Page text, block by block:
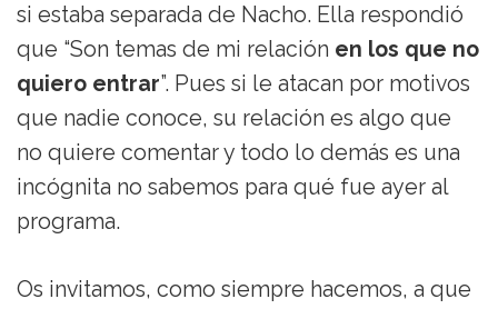
si estaba separada de Nacho. Ella respondió
que “Son temas de mi relación en los que no
quiero entrar”. Pues si le atacan por motivos
que nadie conoce, su relación es algo que
no quiere comentar y todo lo demás es una
incógnita no sabemos para qué fue ayer al
programa.
Os invitamos, como siempre hacemos, a que